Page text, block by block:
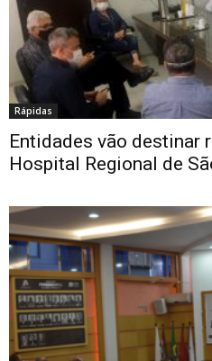
Rápidas
Entidades vão destinar
Hospital Regional de